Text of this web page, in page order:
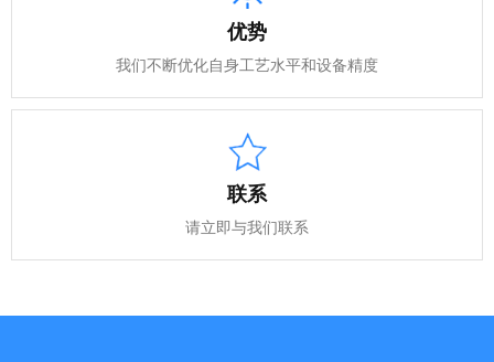
优势
我们不断优化自身工艺水平和设备精度
联系
请立即与我们联系